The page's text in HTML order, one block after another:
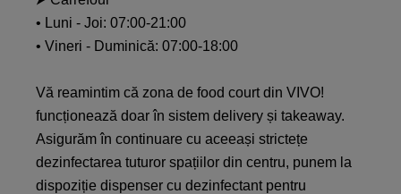
• Luni - Joi: 07:00-21:00
• Vineri - Duminică: 07:00-18:00
Vă reamintim că zona de food court din VIVO!
funcționează doar în sistem delivery și takeaway.
Asigurăm în continuare cu aceeași strictețe
dezinfectarea tuturor spațiilor din centru, punem la
dispoziție dispenser cu dezinfectant pentru